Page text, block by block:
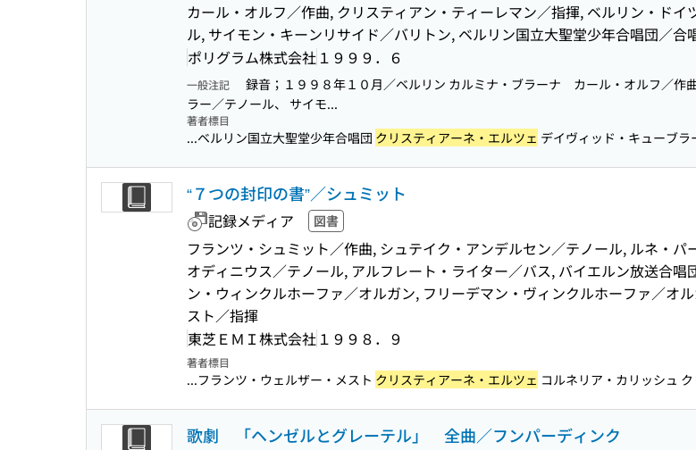
カール・オルフ／作曲, クリスティアン・ティーレマン／指揮, ベルリン・ド
ル, サイモン・キーンリサイド／バリトン, ベルリン国立大聖堂少年合唱団／合
ポリグラム株式会社 １９９９．６
一般注記 録音；１９９８年１０月／ベルリン カルミナ・ブラーナ カール・オルフ／作曲
ラー／テノール、 サイモ...
著者標目
...ベルリン国立大聖堂少年合唱団 クリスティアーネ・エルツェ デイヴィッド・キューブ
“７つの封印の書”／シュミット
記録メディア 図書
フランツ・シュミット／作曲, シュテイク・アンデルセン／テノール, ルネ・
オディニウス／テノール, アルフレート・ライター／バス, バイエルン放送合
ン・ウィンクルホーファ／オルガン, フリーデマン・ヴィンクルホーファ／オ
スト／指揮
東芝ＥＭＩ株式会社 １９９８．９
著者標目
...フランツ・ウェルザー・メスト クリスティアーネ・エルツェ コルネリア・カリッシュ
歌劇 「ヘンゼルとグレーテル」 全曲／フンパーディンク